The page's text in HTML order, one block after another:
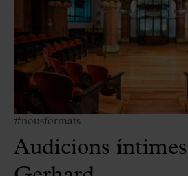
#nousformats
Audicions